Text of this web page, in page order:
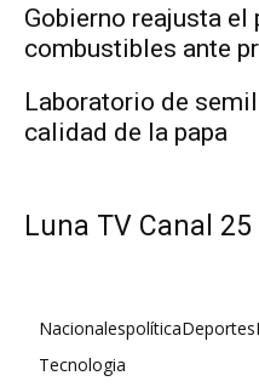
Gobierno reajusta el
combustibles ante
Laboratorio de
calidad de la papa
Luna TV Canal 25
NacionalespolíticaDeportes
Tecnologia